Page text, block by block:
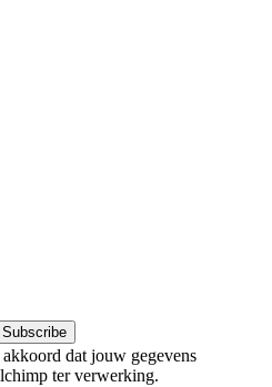
Subscribe
dat jouw gegevens
ter verwerking.